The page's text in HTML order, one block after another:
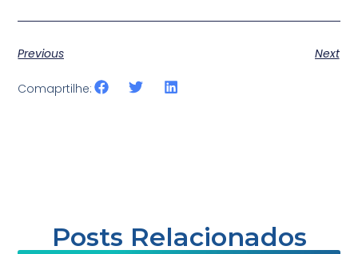
Previous Next
Comaprtilhe:
Posts Relacionados